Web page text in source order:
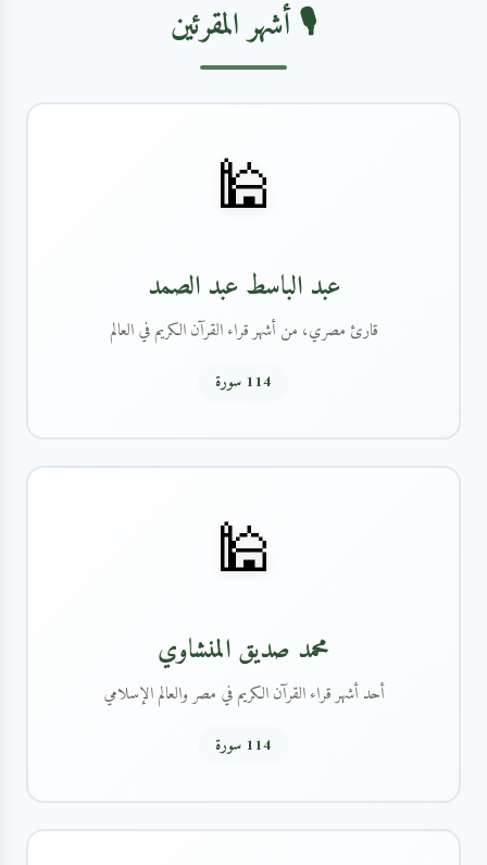
🎙️ أشهر المقرئين
🕌
عبد الباسط عبد الصمد
قارئ مصري، من أشهر قراء القرآن الكريم في العالم
114 سورة
🕌
محمد صديق المنشاوي
أحد أشهر قراء القرآن الكريم في مصر والعالم الإسلامي
114 سورة